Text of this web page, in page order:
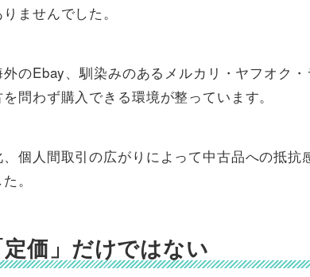
ませんでした。
のEbay、馴染みのあるメルカリ・ヤフオク
問わず購入できる環境が整っています。
個人間取引の広がりによって中古品への抵抗
。
価」だけではない